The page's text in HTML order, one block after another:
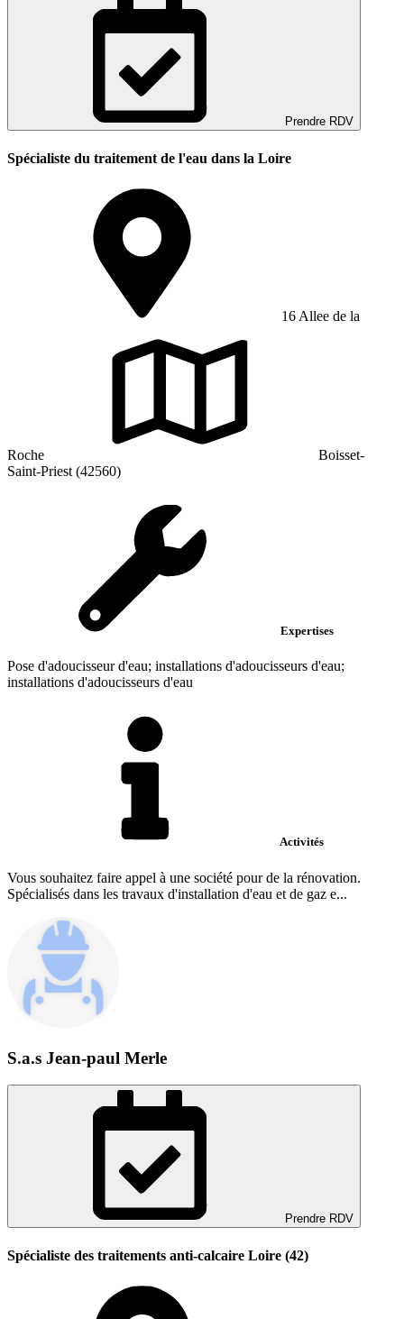
Prendre RDV
Spécialiste du traitement de l'eau dans la Loire
16 Allee de la
Roche
Boisset-
Saint-Priest (42560)
Expertises
Pose d'adoucisseur d'eau; installations d'adoucisseurs d'eau;
installations d'adoucisseurs d'eau
Activités
Vous souhaitez faire appel à une société pour de la rénovation.
Spécialisés dans les travaux d'installation d'eau et de gaz e...
S.a.s Jean-paul Merle
Prendre RDV
Spécialiste des traitements anti-calcaire Loire (42)